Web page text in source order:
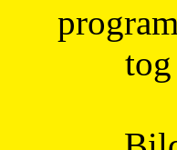
tog